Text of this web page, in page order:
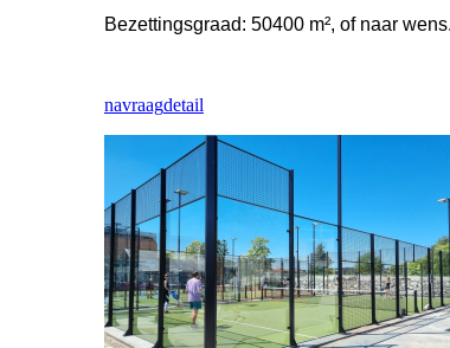
Bezettingsgraad: 50400 m², of naar wens.
navraagdetail